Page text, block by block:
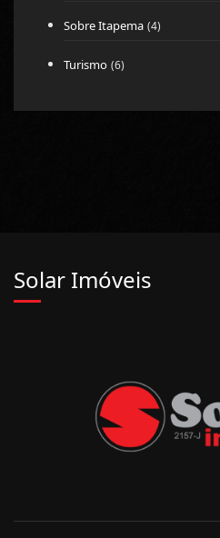
Sobre Itapema (4)
Turismo (6)
Solar Imóveis